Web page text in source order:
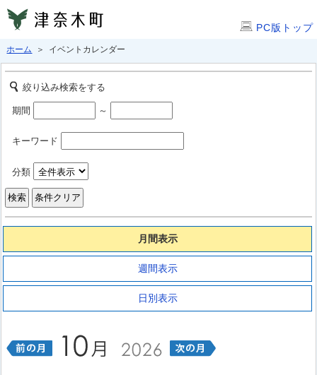
PC版トップ
ホーム ＞ イベントカレンダー
絞り込み検索をする
期間 ～
キーワード
分類
月間表示
週間表示
日別表示